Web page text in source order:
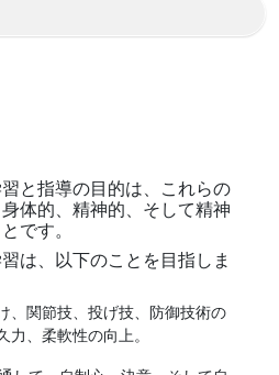
と指導の目的は、これらの
体的、精神的、そして精神
です。
は、以下のことを目指しま
、関節技、投げ技、防御技術の
力、柔軟性の向上。